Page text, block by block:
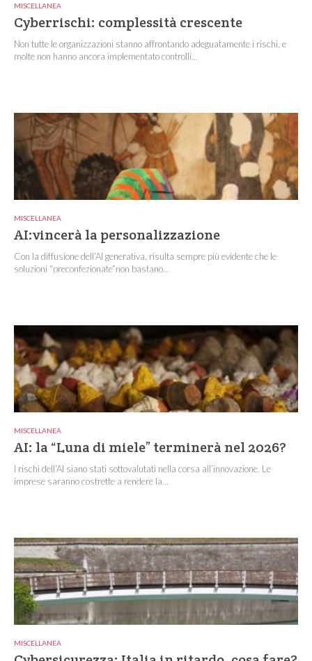
MISCELLANEA
Cyberrischi: complessità crescente
Non tutte le organizzazioni stanno affrontando adeguatamente i rischi, e
molte non hanno ancora implementato controlli...
MISCELLANEA
AI:vincerà la personalizzazione
Con la diffusione dell’AI generativa, risulta sempre più evidente che le
soluzioni “preconfezionate”non bastano...
MISCELLANEA
AI: la “Luna di miele” terminerà nel 2026?
I rischi dell’AI siano stati sottovalutati nella corsa all’innovazione. Le
imprese saranno costrette a rendere la...
MISCELLANEA